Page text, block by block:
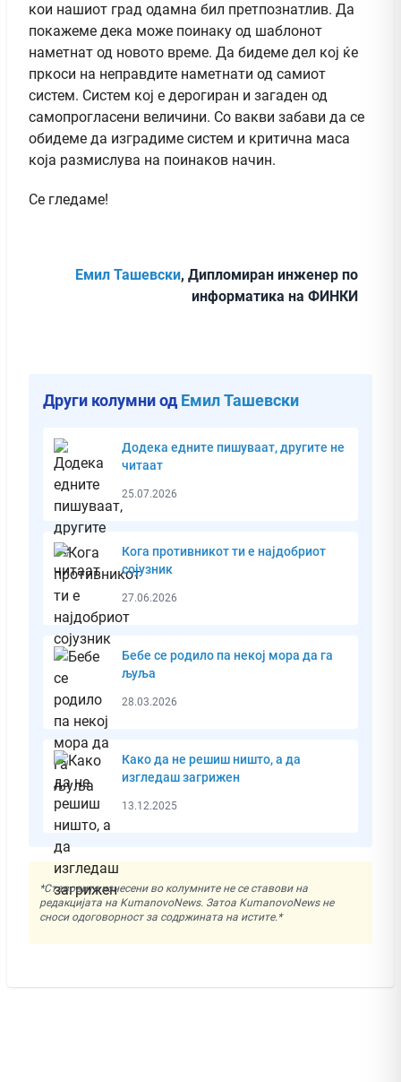
кои нашиот град одамна бил претпознатлив. Да
покажеме дека може поинаку од шаблонот
наметнат од новото време. Да бидеме дел кој ќе
пркоси на неправдите наметнати од самиот
систем. Систем кој е дерогиран и загаден од
самопрогласени величини. Со вакви забави да се
обидеме да изградиме систем и критична маса
која размислува на поинаков начин.
Се гледаме!
Емил Ташевски, Дипломиран инженер по
информатика на ФИНКИ
Други колумни од Емил Ташевски
Додека едните пишуваат, другите не
читаат
25.07.2026
Кога противникот ти е најдобриот
сојузник
27.06.2026
Бебе се родило па некој мора да га
љуља
28.03.2026
Како да не решиш ништо, а да
изгледаш загрижен
13.12.2025
*Ставовите изнесени во колумните не се ставови на
редакцијата на KumanovoNews. Затоа KumanovoNews не
сноси одоговорност за содржината на истите.*